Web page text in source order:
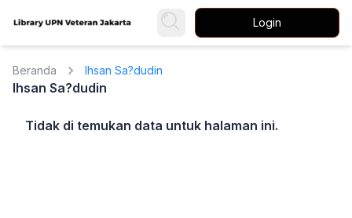
Login
Beranda Ihsan Sa?dudin
Ihsan Sa?dudin
Tidak di temukan data untuk halaman ini.